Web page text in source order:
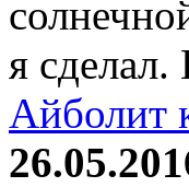
я
Айболит